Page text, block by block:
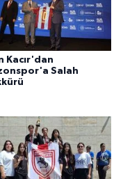
Kacır'dan
Salah